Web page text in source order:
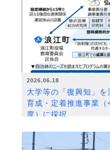
2026.06.18
大学等の「復興知」
育成・定着推進事業
度）に採択